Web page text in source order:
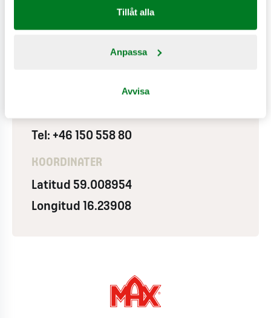
Tillåt alla
Anpassa
Avvisa
641 93 Katrineholm
Navigera till restaurangen
Tel: +46 150 558 80
KOORDINATER
Latitud 59.008954
Longitud 16.23908